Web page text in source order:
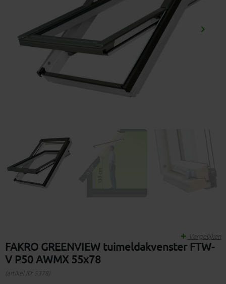
keyboard_arrow_right
FAKRO GREENVIEW tuimeldakvenster FTW-
V P50 AWMX 55x78
(artikel ID: 5378)
Vergelijken